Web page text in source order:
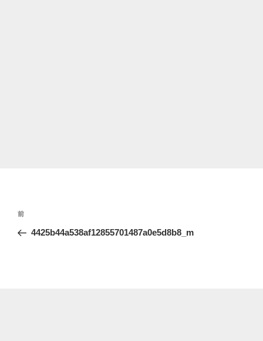
投
ナ
前
の
前
4425b44a538af12855701487a0e5d8b8_m